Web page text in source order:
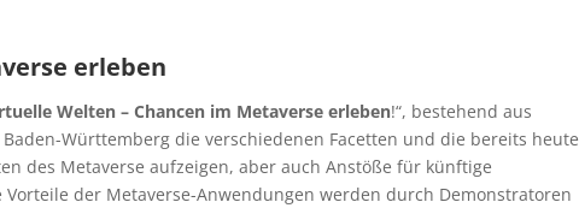
erleben
Welten – Chancen im Metaverse erleben!“, bestehend aus
Württemberg die verschiedenen Facetten und die bereits heute
des Metaverse aufzeigen, aber auch Anstöße für künftige
Vorteile der Metaverse-Anwendungen werden durch Demonstratoren